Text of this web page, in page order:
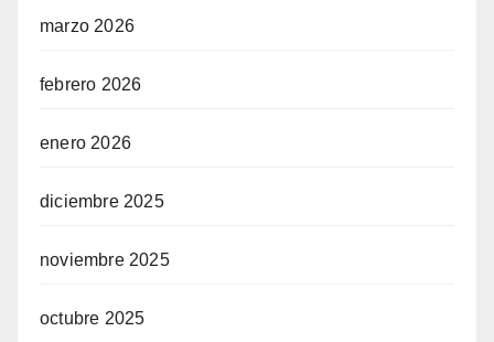
marzo 2026
febrero 2026
enero 2026
diciembre 2025
noviembre 2025
octubre 2025